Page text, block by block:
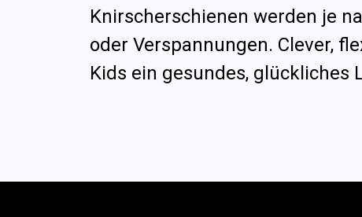
Knirscherschienen werden je
oder Verspannungen. Clever,
Kids ein gesundes, glückliches